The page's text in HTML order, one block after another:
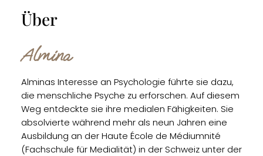
Über
Almina
Alminas Interesse an Psychologie führte sie dazu,
die menschliche Psyche zu erforschen. Auf diesem
Weg entdeckte sie ihre medialen Fähigkeiten. Sie
absolvierte während mehr als neun Jahren eine
Ausbildung an der Haute École de Médiumnité
(Fachschule für Medialität) in der Schweiz unter der